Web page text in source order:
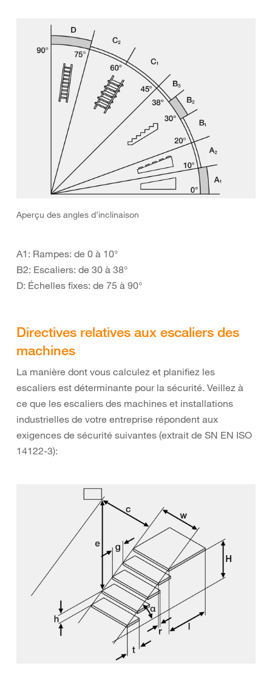
Aperçu des angles d’inclinaison
A1: Rampes: de 0 à 10°
B2: Escaliers: de 30 à 38°
D: Échelles fixes: de 75 à 90°
Directives relatives aux escaliers des
machines
La manière dont vous calculez et planifiez les
escaliers est déterminante pour la sécurité. Veillez à
ce que les escaliers des machines et installations
industrielles de votre entreprise répondent aux
exigences de sécurité suivantes (extrait de SN EN ISO
14122-3):